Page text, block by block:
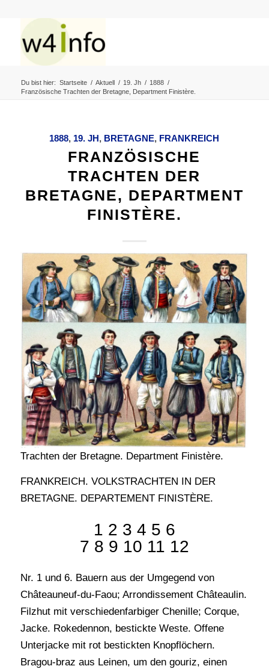
Du bist hier: Startseite / Aktuell / 19. Jh / 1888 /
Französische Trachten der Bretagne, Department Finistère.
1888, 19. JH, BRETAGNE, FRANKREICH
FRANZÖSISCHE
TRACHTEN DER
BRETAGNE, DEPARTMENT
FINISTÈRE.
Trachten der Bretagne. Department Finistère.
FRANKREICH. VOLKSTRACHTEN IN DER
BRETAGNE. DEPARTEMENT FINISTÈRE.
1 2 3 4 5 6
7 8 9 10 11 12
Nr. 1 und 6. Bauern aus der Umgegend von
Châteauneuf-du-Faou; Arrondissement Châteaulin.
Filzhut mit verschiedenfarbiger Chenille; Corque,
Jacke. Rokedennon, bestickte Weste. Offene
Unterjacke mit rot bestickten Knopflöchern.
Bragou-braz aus Leinen, um den gouriz, einen